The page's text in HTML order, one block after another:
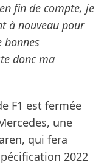
fin de compte, je
à nouveau pour
bonnes
donc ma
F1 est fermée
une
qui fera
2022